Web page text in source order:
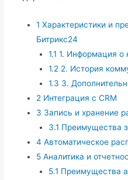
1 Характеристики и
Битрикс24
1.1 1. Информация о
1.2 2. История
1.3 3.
2 Интеграция с CRM
3 Запись и хранение
3.1 Преимущества
4 Автоматическое
5 Аналитика и
5.1 Преимущества